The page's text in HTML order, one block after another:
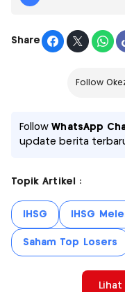
Share
Follow
FollowWhatsApp
update berita
Topik Artikel :
IHSG IHSG
Saham Top Losers